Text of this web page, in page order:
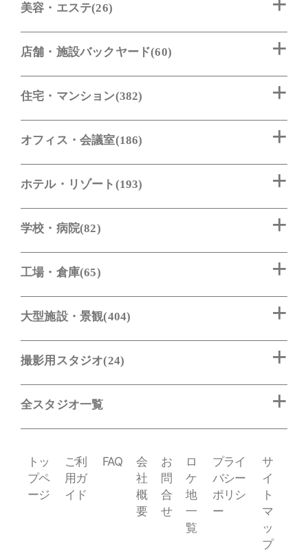
美容・エステ(26)
店舗・施設バックヤード(60)
住宅・マンション(382)
オフィス・会議室(186)
ホテル・リゾート(193)
学校・病院(82)
工場・倉庫(65)
大型施設・景観(404)
撮影用スタジオ(24)
全スタジオ一覧
トッ
プペ
ージ
ご利
用ガ
イド
FAQ
会
社
概
要
お
問
合
せ
ロ
ケ
地
一
覧
プライ
バシー
ポリシ
ー
サ
イ
ト
マ
ッ
プ